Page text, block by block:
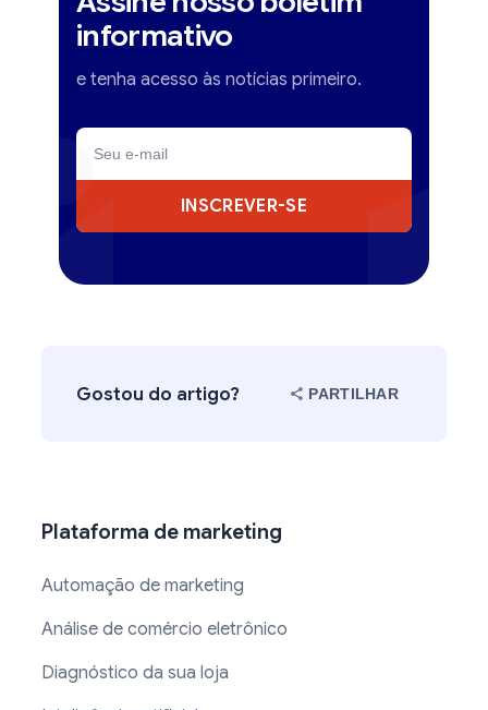
informativo
e tenha acesso às notícias primeiro.
INSCREVER-SE
Gostou do artigo? PARTILHAR
Plataforma de marketing
Automação de marketing
Análise de comércio eletrônico
Diagnóstico da sua loja